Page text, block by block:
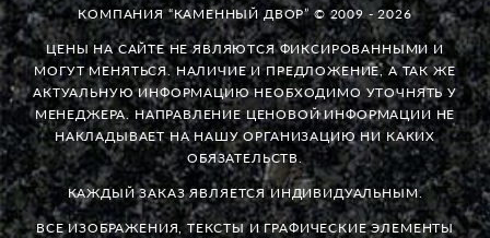
КОМПАНИЯ “КАМЕННЫЙ ДВОР” © 2009 - 2026
ЦЕНЫ НА САЙТЕ НЕ ЯВЛЯЮТСЯ ФИКСИРОВАННЫМИ И
МОГУТ МЕНЯТЬСЯ. НАЛИЧИЕ И ПРЕДЛОЖЕНИЕ, А ТАК ЖЕ
АКТУАЛЬНУЮ ИНФОРМАЦИЮ НЕОБХОДИМО УТОЧНЯТЬ У
МЕНЕДЖЕРА. НАПРАВЛЕНИЕ ЦЕНОВОЙ ИНФОРМАЦИИ НЕ
НАКЛАДЫВАЕТ НА НАШУ ОРГАНИЗАЦИЮ НИ КАКИХ
ОБЯЗАТЕЛЬСТВ.
КАЖДЫЙ ЗАКАЗ ЯВЛЯЕТСЯ ИНДИВИДУАЛЬНЫМ.
ВСЕ ИЗОБРАЖЕНИЯ, ТЕКСТЫ И ГРАФИЧЕСКИЕ ЭЛЕМЕНТЫ